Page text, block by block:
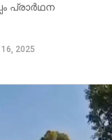
പ്രാര്‍ഥന
2025